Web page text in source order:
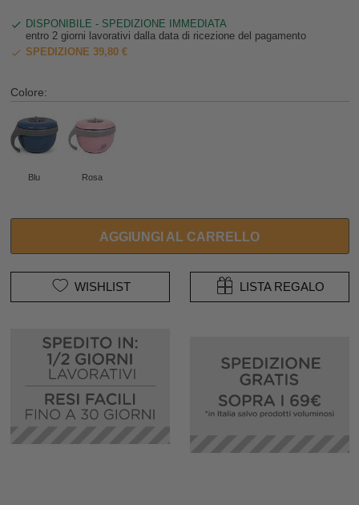
DISPONIBILE - SPEDIZIONE IMMEDIATA
entro 2 giorni lavorativi dalla data di ricezione del pagamento
SPEDIZIONE 39,80 €
Colore:
Blu Rosa
AGGIUNGI AL CARRELLO
WISHLIST LISTA REGALO